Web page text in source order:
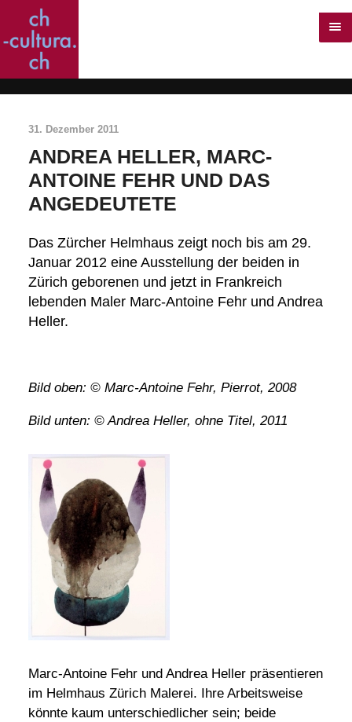
31. Dezember 2011
ANDREA HELLER, MARC-
ANTOINE FEHR UND DAS
ANGEDEUTETE
Das Zürcher Helmhaus zeigt noch bis am 29.
Januar 2012 eine Ausstellung der beiden in
Zürich geborenen und jetzt in Frankreich
lebenden Maler Marc-Antoine Fehr und Andrea
Heller.
Bild oben: © Marc-Antoine Fehr, Pierrot, 2008
Bild unten: © Andrea Heller, ohne Titel, 2011
Marc-Antoine Fehr und Andrea Heller präsentieren
im Helmhaus Zürich Malerei. Ihre Arbeitsweise
könnte kaum unterschiedlicher sein; beide